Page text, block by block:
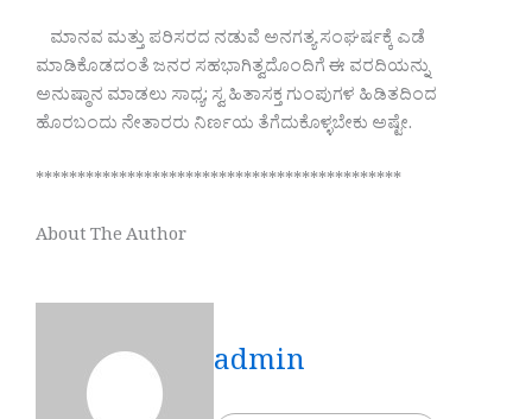
ಮಾನವ ಮತ್ತು ಪರಿಸರದ ನಡುವೆ ಅನಗತ್ಯ ಸಂಘರ್ಷಕ್ಕೆ ಎಡೆ
ಮಾಡಿಕೊಡದಂತೆ ಜನರ ಸಹಭಾಗಿತ್ವದೊಂದಿಗೆ ಈ ವರದಿಯನ್ನು
ಅನುಷ್ಠಾನ ಮಾಡಲು ಸಾಧ್ಯ; ಸ್ವ ಹಿತಾಸಕ್ತ ಗುಂಪುಗಳ ಹಿಡಿತದಿಂದ
ಹೊರಬಂದು ನೇತಾರರು ನಿರ್ಣಯ ತೆಗೆದುಕೊಳ್ಳಬೇಕು ಅಷ್ಟೇ.
********************************************
About The Author
admin